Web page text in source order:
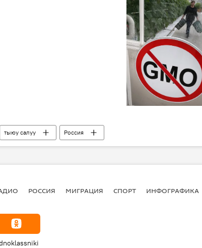
тыюу салуу Россия
РОССИЯ МИГРАЦИЯ СПОРТ ИНФОГРАФИКА